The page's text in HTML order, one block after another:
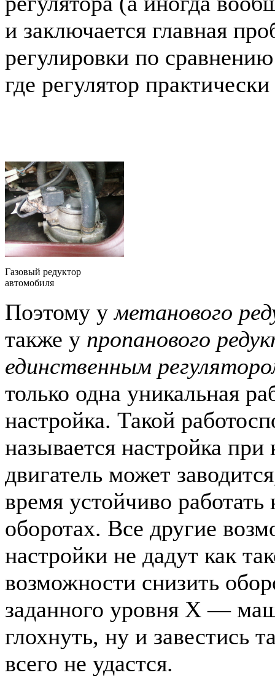
и заключается главная
регулировки по
где регулятор
Газовый редуктор
автомобиля
Поэтому уметанового
также у пропанового
единственным
только одна уникальная
настройка. Такой
называется настройка при
двигатель может
время устойчиво
оборотах. Все другие
настройки не дадут как
возможности снизить
заданного уровня Х —
глохнуть, ну и завестись
всего не удастся.